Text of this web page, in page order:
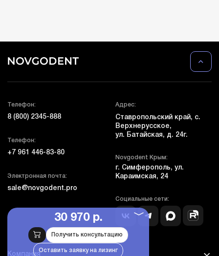
30 970 р.
Получить консультацию
Оставить заявку на лизинг
Телефон:
8 (800) 2345-888
Телефон:
+7 961 446-83-80
Электронная почта:
sale@novgodent.pro
Адрес:
Ставропольский край, с.
Верхнерусское,
ул. Батайская, д. 24г.
Novgodent Крым:
г. Симферополь, ул.
Караимская, 24
Социальные сети:
Компания